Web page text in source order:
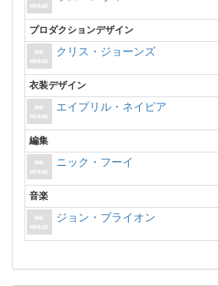
プロダクションデザイン
クリス・ジョーンズ
衣装デザイン
エイプリル・ネイピア
編集
ニック・フーイ
音楽
ジョン・ブライオン